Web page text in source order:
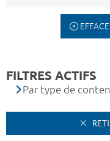
FILTRES ACTIFS
Par type de